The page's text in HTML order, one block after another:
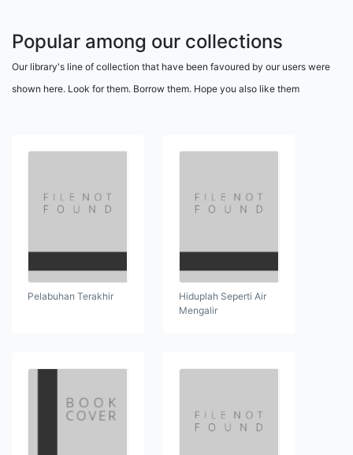
Popular among our collections
Our library's line of collection that have been favoured by our users were
shown here. Look for them. Borrow them. Hope you also like them
Pelabuhan Terakhir
Hiduplah Seperti Air
Mengalir